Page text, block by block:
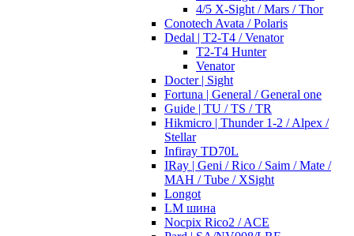
4/5 X-Sight / Mars / Thor
Conotech Avata / Polaris
Dedal | T2-T4 / Venator
T2-T4 Hunter
Venator
Docter | Sight
Fortuna | General / General one
Guide | TU / TS / TR
Hikmicro | Thunder 1-2 / Alpex /
Stellar
Infiray TD70L
IRay | Geni / Rico / Saim / Mate /
MAH / Tube / XSight
Longot
LM шина
Nocpix Rico2 / ACE